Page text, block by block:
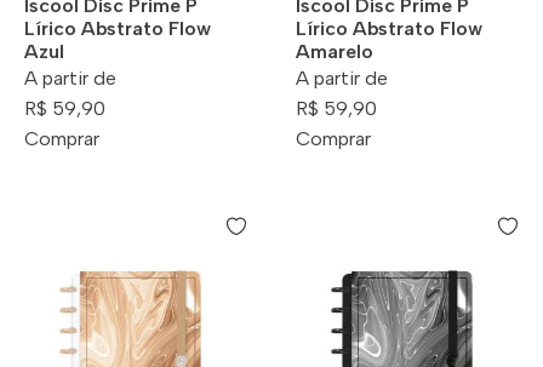
Iscool Disc Prime P
Lírico Abstrato Flow
Azul
A partir de
R$ 59,90
Comprar
Iscool Disc Prime P
Lírico Abstrato Flow
Amarelo
A partir de
R$ 59,90
Comprar